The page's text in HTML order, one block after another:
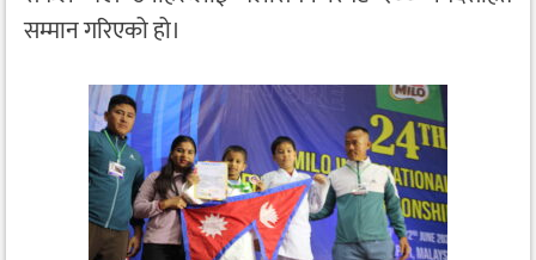
सम्मान गरिएको हो।